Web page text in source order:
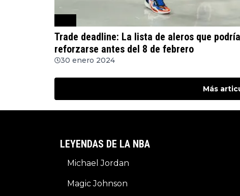
Trade deadline: La lista de aleros que
reforzarse antes del 8 de febrero
30 enero 2024
Más
LEYENDAS DE LA NBA
Michael Jordan
Magic Johnson